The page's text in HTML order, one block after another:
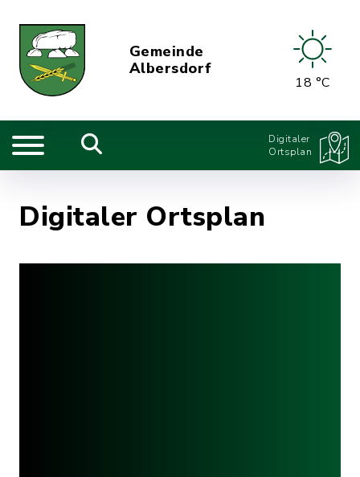
Gemeinde
Albersdorf
18 °C
Digitaler
Ortsplan
Digitaler Ortsplan